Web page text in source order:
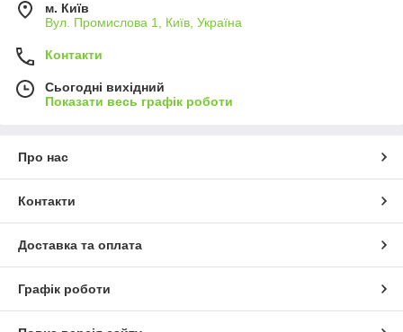
м. Київ
Вул. Промислова 1, Київ, Україна
Контакти
Сьогодні вихідний
Показати весь графік роботи
Про нас
Контакти
Доставка та оплата
Графік роботи